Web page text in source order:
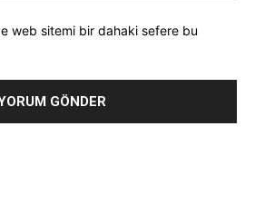
web sitemi bir dahaki sefere bu